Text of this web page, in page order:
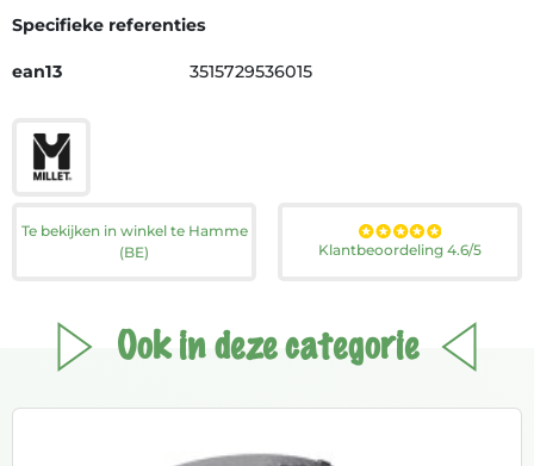
Specifieke referenties
ean13 3515729536015
Te bekijken in winkel te Hamme
(BE)
Klantbeoordeling 4.6/5
Ook in deze categorie